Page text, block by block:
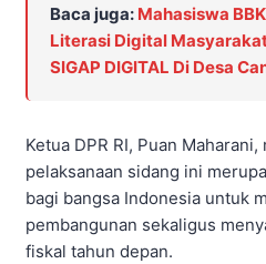
Baca juga: Mahasiswa
Literasi Digital
SIGAP DIGITAL Di Desa
Ketua DPR RI, Puan
pelaksanaan sidang ini
bagi bangsa Indonesia untuk
pembangunan sekaligus
fiskal tahun depan.